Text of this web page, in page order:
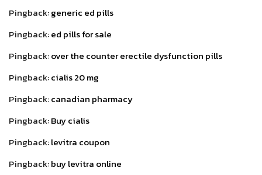
Pingback:generic ed pills
Pingback:ed pills for sale
Pingback:over the counter erectile dysfunction pills
Pingback:cialis 20 mg
Pingback:canadian pharmacy
Pingback:Buy cialis
Pingback:levitra coupon
Pingback:buy levitra online